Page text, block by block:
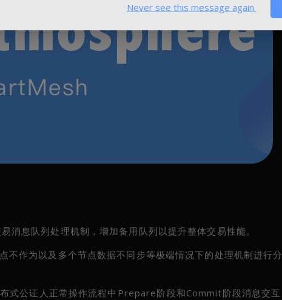
息队列处理机制，增加备用队列以提升整体交易性能。
作为以及多个节点数据不同步等极端情况下的处理机制进行分
式公证人正常操作流程中Prepare阶段和Commit阶段消息交互
Never see this message again.